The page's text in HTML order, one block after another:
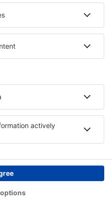
Hotels in Alpe d'Huez
Alle Rechte vorbehalten.